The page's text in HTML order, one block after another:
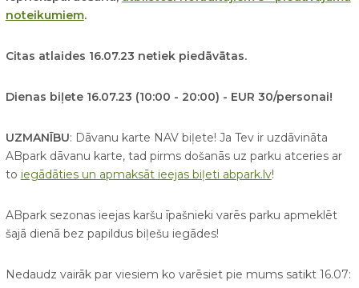
noteikumiem.
Citas atlaides 16.07.23 netiek piedāvātas.
Dienas biļete 16.07.23 (10:00 - 20:00) - EUR 30/personai!
UZMANĪBU: Dāvanu karte NAV biļete! Ja Tev ir uzdāvināta
ABpark dāvanu karte, tad pirms došanās uz parku atceries ar
to iegādāties un apmaksāt ieejas biļeti abpark.lv!
ABpark sezonas ieejas karšu īpašnieki varēs parku apmeklēt
šajā dienā bez papildus biļešu iegādes!
Nedaudz vairāk par viesiem ko varēsiet pie mums satikt 16.07: